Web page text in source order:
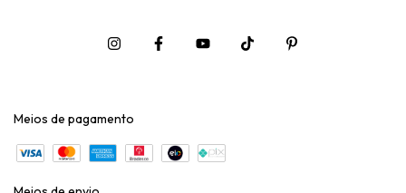
Meios de pagamento